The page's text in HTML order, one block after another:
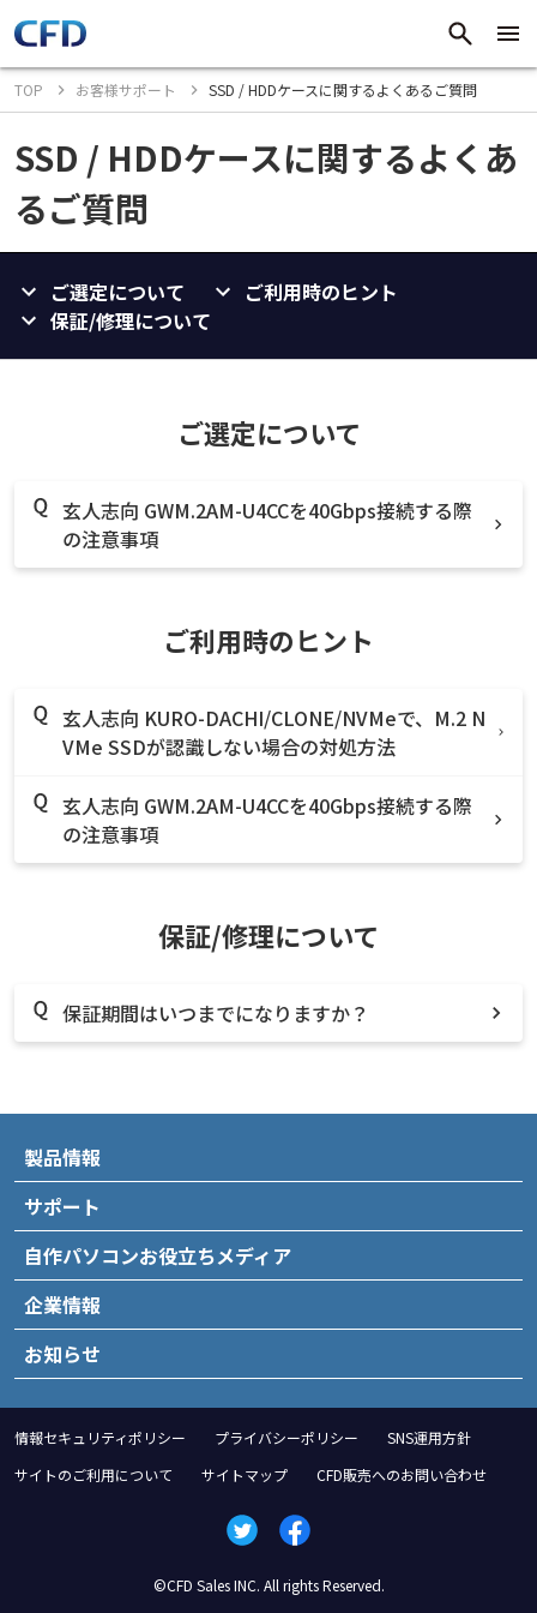
TOP お客様サポート SSD / HDDケースに関するよくあるご質問
SSD / HDDケースに関するよくあ
るご質問
ご選定について
ご利用時のヒント
保証/修理について
ご選定について
玄人志向 GWM.2AM-U4CCを40Gbps接続する際
の注意事項
ご利用時のヒント
玄人志向 KURO-DACHI/CLONE/NVMeで、M.2 N
VMe SSDが認識しない場合の対処方法
玄人志向 GWM.2AM-U4CCを40Gbps接続する際
の注意事項
保証/修理について
保証期間はいつまでになりますか？
製品情報
サポート
自作パソコンお役立ちメディア
企業情報
お知らせ
情報セキュリティポリシー プライバシーポリシー
SNS運用方針
サイトのご利用について
サイトマップ CFD販売へのお問い合わせ
©CFD Sales INC. All rights Reserved.